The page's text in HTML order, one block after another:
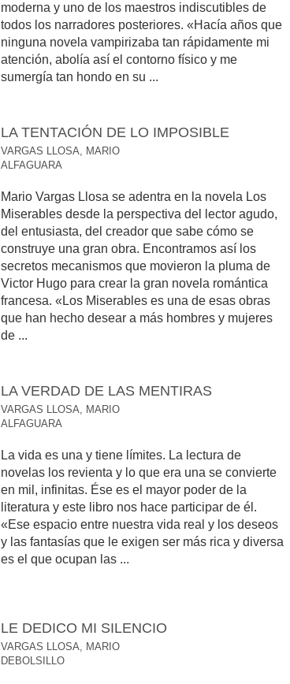
moderna y uno de los maestros indiscutibles de
todos los narradores posteriores. «Hacía años que
ninguna novela vampirizaba tan rápidamente mi
atención, abolía así el contorno físico y me
sumergía tan hondo en su ...
LA TENTACIÓN DE LO IMPOSIBLE
VARGAS LLOSA, MARIO
ALFAGUARA
Mario Vargas Llosa se adentra en la novela Los
Miserables desde la perspectiva del lector agudo,
del entusiasta, del creador que sabe cómo se
construye una gran obra. Encontramos así los
secretos mecanismos que movieron la pluma de
Victor Hugo para crear la gran novela romántica
francesa. «Los Miserables es una de esas obras
que han hecho desear a más hombres y mujeres
de ...
LA VERDAD DE LAS MENTIRAS
VARGAS LLOSA, MARIO
ALFAGUARA
La vida es una y tiene límites. La lectura de
novelas los revienta y lo que era una se convierte
en mil, infinitas. Ése es el mayor poder de la
literatura y este libro nos hace participar de él.
«Ese espacio entre nuestra vida real y los deseos
y las fantasías que le exigen ser más rica y diversa
es el que ocupan las ...
LE DEDICO MI SILENCIO
VARGAS LLOSA, MARIO
DEBOLSILLO